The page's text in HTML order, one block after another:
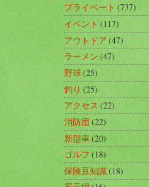
プライベート(737)
イベント(117)
アウトドア(47)
ラーメン(47)
野球(25)
釣り(25)
アクセス(22)
消防団(22)
新型車(20)
ゴルフ(18)
保険豆知識(18)